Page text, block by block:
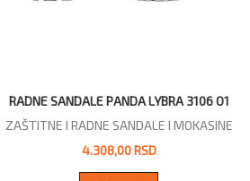
RADNE SANDALE PANDA LYBRA 3106 O1
ZAŠTITNE I RADNE SANDALE I MOKASINE
4.308,00 RSD